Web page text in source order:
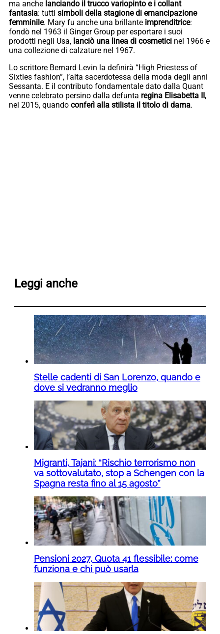
ma anche lanciando il trucco variopinto e i collant
fantasia: tutti simboli della stagione di emancipazione
femminile. Mary fu anche una brillante imprenditrice:
fondò nel 1963 il Ginger Group per esportare i suoi
prodotti negli Usa, lanciò una linea di cosmetici nel 1966 e
una collezione di calzature nel 1967.
Lo scrittore Bernard Levin la definirà “High Priestess of
Sixties fashion”, l’alta sacerdotessa della moda degli anni
Sessanta. E il contributo fondamentale dato dalla Quant
venne celebrato persino dalla defunta regina Elisabetta II,
nel 2015, quando conferì alla stilista il titolo di dama.
Leggi anche
Stelle cadenti di San Lorenzo, quando e
dove si vedranno meglio
Migranti, Tajani: “Rischio terrorismo non
va sottovalutato, stop a Schengen con la
Spagna resta fino al 15 agosto”
Pensioni 2027, Quota 41 flessibile: come
funziona e chi può usarla